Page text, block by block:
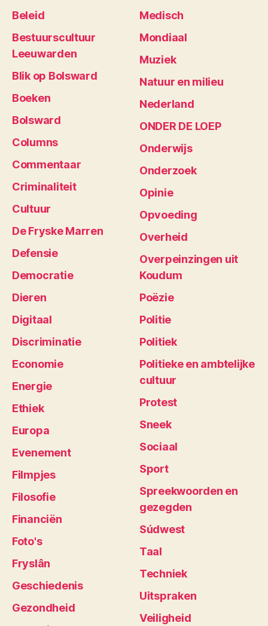
Beleid
Bestuurscultuur
Leeuwarden
Blik op Bolsward
Boeken
Bolsward
Columns
Commentaar
Criminaliteit
Cultuur
De Fryske Marren
Defensie
Democratie
Dieren
Digitaal
Discriminatie
Economie
Energie
Ethiek
Europa
Evenement
Filmpjes
Filosofie
Financiën
Foto's
Fryslân
Geschiedenis
Gezondheid
Medisch
Mondiaal
Muziek
Natuur en milieu
Nederland
ONDER DE LOEP
Onderwijs
Onderzoek
Opinie
Opvoeding
Overheid
Overpeinzingen uit
Koudum
Poëzie
Politie
Politiek
Politieke en ambtelijke
cultuur
Protest
Sneek
Sociaal
Sport
Spreekwoorden en
gezegden
Súdwest
Taal
Techniek
Uitspraken
Veiligheid